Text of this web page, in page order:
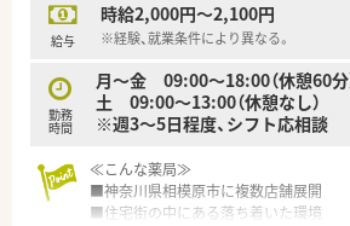
給与
時給2,000円～2,100円
※経験、就業条件により異なる。
勤務
時間
月～金 09:00～18:00（休憩60分
土 09:00～13:00（休憩なし）
※週3～5日程度、シフト応相談
≪こんな薬局≫
■神奈川県相模原市に複数店舗展開
■住宅街の中にある落ち着いた環境